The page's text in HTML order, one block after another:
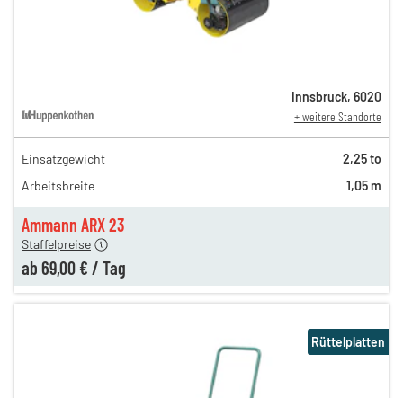
Ammann ARX 23
160,00 €
92,00 €
Staffelpreise
ab 69,00 € / Tag
Innsbruck, 6020
+ weitere Standorte
Einsatzgewicht
2,25 to
Arbeitsbreite
1,05 m
Rüttelplatten